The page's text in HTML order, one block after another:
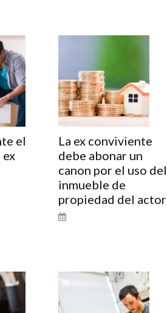
el
La ex conviviente
debe abonar un
canon por el uso del
inmueble de
propiedad del actor